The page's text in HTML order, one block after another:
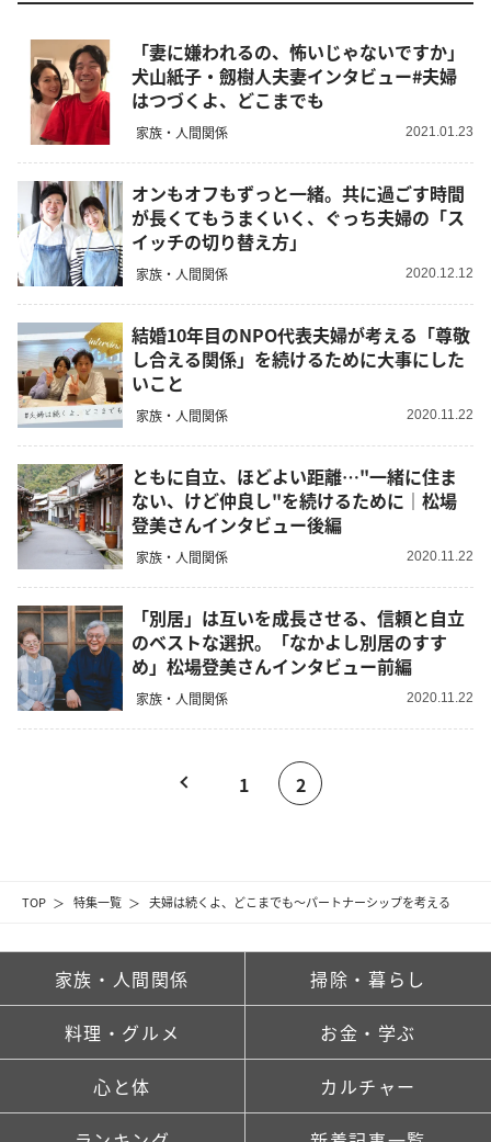
TOP 特集一覧 夫婦は続くよ、どこまでも～パートナーシップを考える
「妻に嫌われるの、怖いじゃないですか」
犬山紙子・劔樹人夫妻インタビュー#夫婦
はつづくよ、どこまでも
家族・人間関係 2021.01.23
オンもオフもずっと一緒。共に過ごす時間
が長くてもうまくいく、ぐっち夫婦の「ス
イッチの切り替え方」
家族・人間関係 2020.12.12
結婚10年目のNPO代表夫婦が考える「尊敬
し合える関係」を続けるために大事にした
いこと
家族・人間関係 2020.11.22
ともに自立、ほどよい距離…"一緒に住ま
ない、けど仲良し"を続けるために｜松場
登美さんインタビュー後編
家族・人間関係 2020.11.22
「別居」は互いを成長させる、信頼と自立
のベストな選択。「なかよし別居のすす
め」松場登美さんインタビュー前編
家族・人間関係 2020.11.22
1 2
家族・人間関係 掃除・暮らし
料理・グルメ お金・学ぶ
心と体 カルチャー